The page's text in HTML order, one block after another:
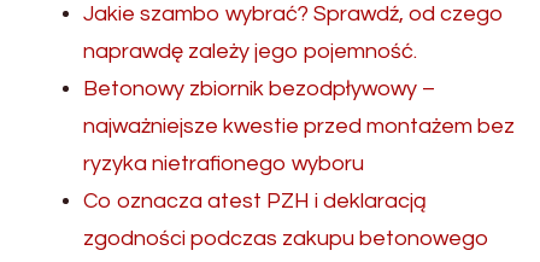
Jakie szambo wybrać? Sprawdź, od czego
naprawdę zależy jego pojemność.
Betonowy zbiornik bezodpływowy –
najważniejsze kwestie przed montażem bez
ryzyka nietrafionego wyboru
Co oznacza atest PZH i deklaracją
zgodności podczas zakupu betonowego